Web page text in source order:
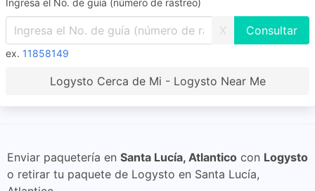
Ingresa el No. de guía (número de rastreo)
X
ex. 11858149
Logysto Cerca de Mi - Logysto Near Me
Enviar paquetería en Santa Lucía, Atlantico con Logysto
o retirar tu paquete de Logysto en Santa Lucía,